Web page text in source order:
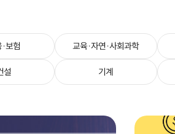
보험 교육·자연·사회과학
설 기계